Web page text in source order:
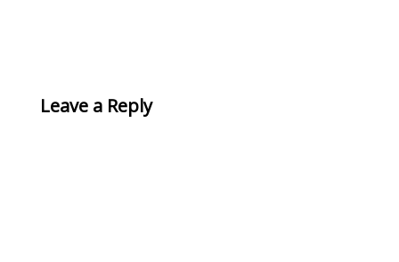
Leave a Reply